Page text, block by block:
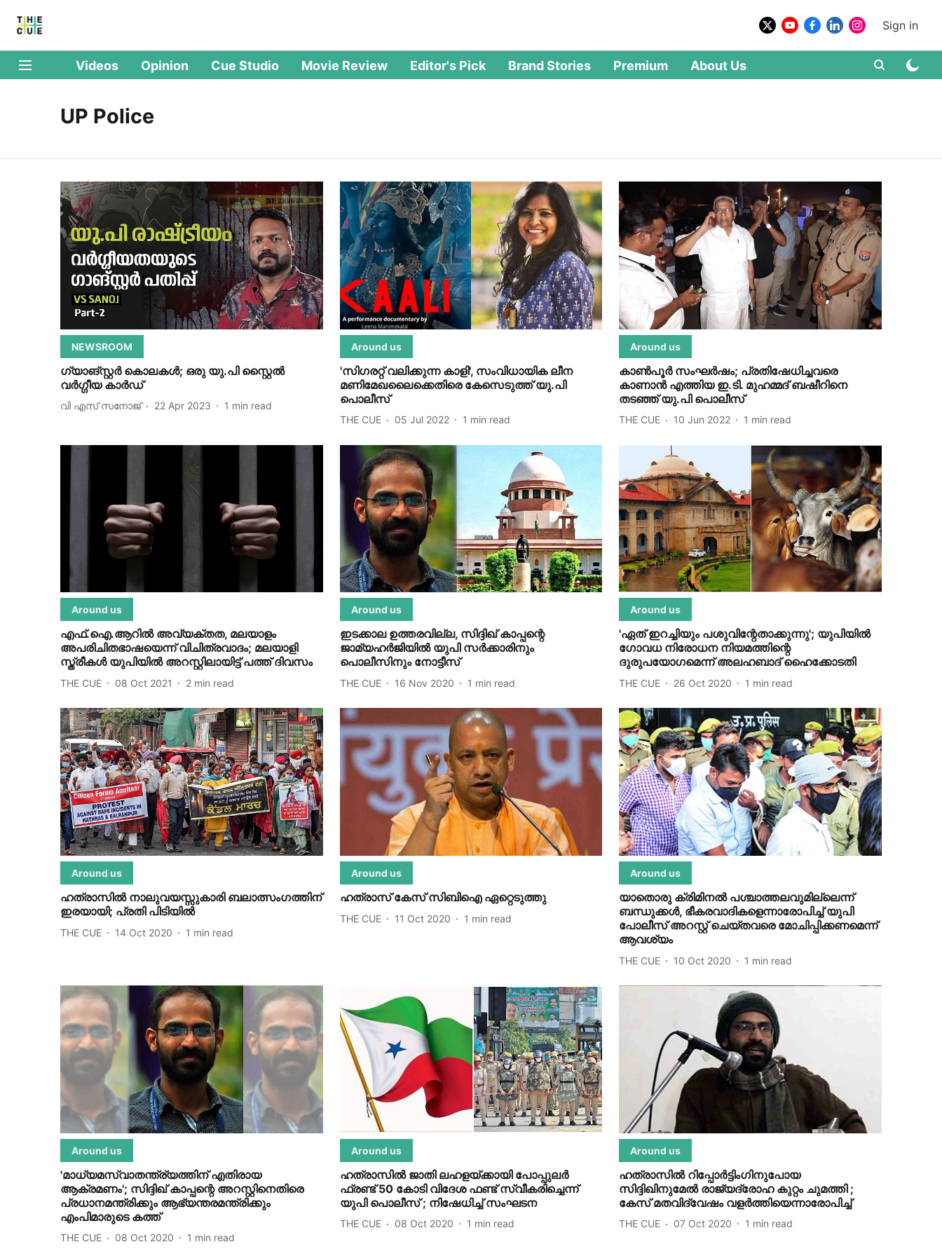
Sign in
Videos Opinion Cue Studio Movie Review Editor's Pick Brand Stories Premium About Us
UP Police
NEWSROOM
ഗ്യാങ്സ്റ്റർ കൊലകൾ; ഒരു യു.പി സ്റ്റൈൽ
വർഗ്ഗീയ കാർഡ്
വി എസ് സനോജ് 22 Apr 2023 1 min read
Around us
'സിഗരറ്റ് വലിക്കുന്ന കാളി', സംവിധായിക ലീന
മണിമേഖലൈക്കെതിരെ കേസെടുത്ത് യു.പി
പൊലീസ്
THE CUE 05 Jul 2022 1 min read
Around us
കാണ്‍പൂര്‍ സംഘര്‍ഷം; പ്രതിഷേധിച്ചവരെ
കാണാന്‍ എത്തിയ ഇ.ടി. മുഹമ്മദ് ബഷീറിനെ
തടഞ്ഞ് യു.പി പൊലീസ്
THE CUE 10 Jun 2022 1 min read
Around us
എഫ്.ഐ.ആറില്‍ അവ്യക്തത, മലയാളം
അപരിചിതഭാഷയെന്ന് വിചിത്രവാദം; മലയാളി
സ്ത്രീകള്‍ യുപിയില്‍ അറസ്റ്റിലായിട്ട് പത്ത് ദിവസം
THE CUE 08 Oct 2021 2 min read
Around us
ഇടക്കാല ഉത്തരവില്ല, സിദ്ദിഖ് കാപ്പന്റെ
ജാമ്യഹര്‍ജിയില്‍ യുപി സര്‍ക്കാരിനും
പൊലീസിനും നോട്ടീസ്
THE CUE 16 Nov 2020 1 min read
Around us
'ഏത് ഇറച്ചിയും പശുവിന്റേതാക്കുന്നു'; യുപിയില്‍
ഗോവധ നിരോധന നിയമത്തിന്റെ
ദുരുപയോഗമെന്ന് അലഹബാദ് ഹൈക്കോടതി
THE CUE 26 Oct 2020 1 min read
Around us
ഹത്രാസില്‍ നാലുവയസ്സുകാരി ബലാത്സംഗത്തിന്
ഇരയായി; പ്രതി പിടിയില്‍
THE CUE 14 Oct 2020 1 min read
Around us
ഹത്രാസ് കേസ് സിബിഐ ഏറ്റെടുത്തു
THE CUE 11 Oct 2020 1 min read
Around us
യാതൊരു ക്രിമിനല്‍ പശ്ചാത്തലവുമില്ലെന്ന്
ബന്ധുക്കള്‍, ഭീകരവാദികളെന്നാരോപിച്ച് യുപി
പോലീസ് അറസ്റ്റ് ചെയ്തവരെ മോചിപ്പിക്കണമെന്ന്
ആവശ്യം
THE CUE 10 Oct 2020 1 min read
Around us
'മാധ്യമസ്വാതന്ത്ര്യത്തിന് എതിരായ
ആക്രമണം'; സിദ്ദിഖ് കാപ്പന്റെ അറസ്റ്റിനെതിരെ
പ്രധാനമന്ത്രിക്കും ആഭ്യന്തരമന്ത്രിക്കും
എംപിമാരുടെ കത്ത്
THE CUE 08 Oct 2020 1 min read
Around us
ഹത്രാസില്‍ ജാതി ലഹളയ്ക്കായി പോപ്പുലര്‍
ഫ്രണ്ട് 50 കോടി വിദേശ ഫണ്ട് സ്വീകരിച്ചെന്ന്
യുപി പൊലീസ് ; നിഷേധിച്ച് സംഘടന
THE CUE 08 Oct 2020 1 min read
Around us
ഹത്രാസില്‍ റിപ്പോര്‍ട്ടിംഗിനുപോയ
സിദ്ദിഖിനുമേല്‍ രാജ്യദ്രോഹ കുറ്റം ചുമത്തി ;
കേസ് മതവിദ്വേഷം വളര്‍ത്തിയെന്നാരോപിച്ച്
THE CUE 07 Oct 2020 1 min read